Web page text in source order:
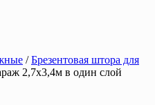
/Брезентовая штора для
2,7х3,4м в один слой